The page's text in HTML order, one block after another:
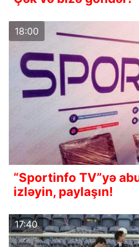
18:00
“Sportinfo TV”yə
izləyin, paylaşın!
17:40